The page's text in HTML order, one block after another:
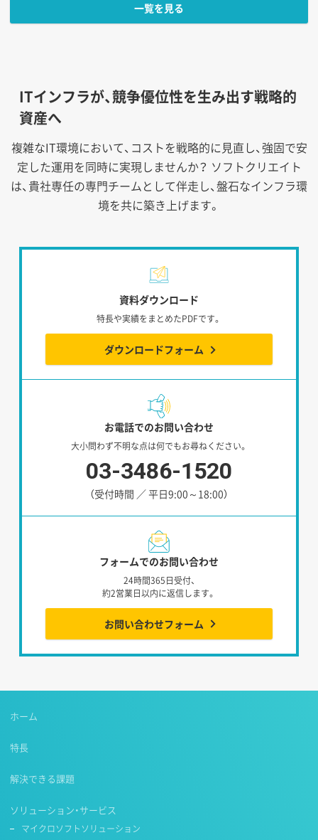
一覧を見る
ITインフラが、競争優位性を生み出す戦略的
資産へ
複雑なIT環境において、コストを戦略的に見直し、強固で安
定した運用を同時に実現しませんか？ ソフトクリエイト
は、貴社専任の専門チームとして伴走し、盤石なインフラ環
境を共に築き上げます。
資料ダウンロード
特長や実績をまとめたPDFです。
ダウンロードフォーム
お電話でのお問い合わせ
大小問わず不明な点は何でもお尋ねください。
03-3486-1520
（受付時間 ／ 平日9:00～18:00）
フォームでのお問い合わせ
24時間365日受付、
約2営業日以内に返信します。
お問い合わせフォーム
ホーム
特長
解決できる課題
ソリューション・サービス
マイクロソフトソリューション